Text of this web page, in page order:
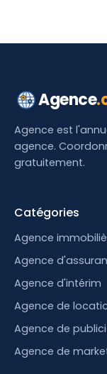
Agence
Agence est
agence.
gratuitement.
Catégories
Agence
Agence
Agence d'intérim
Agence de
Agence de
Agence de